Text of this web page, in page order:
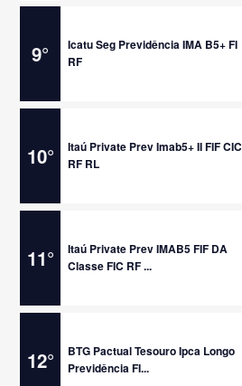
9°
Icatu Seg Previdência IMA B5+ FI
RF
10°
Itaú Private Prev Imab5+ II FIF CIC
RF RL
11°
Itaú Private Prev IMAB5 FIF DA
Classe FIC RF ...
12°
BTG Pactual Tesouro Ipca Longo
Previdência FI...